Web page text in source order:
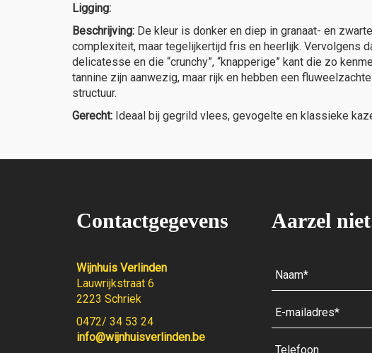
Ligging:
Beschrijving: De kleur is donker en diep in granaat- en
complexiteit, maar tegelijkertijd fris en heerlijk. Vervolgens
delicatesse en die “crunchy”, “knapperige” kant die zo
tannine zijn aanwezig, maar rijk en hebben een
structuur.
Gerecht: Ideaal bij gegrild vlees, gevogelte en klassieke
Contactgegevens
Wijnhuis Verlinden
Lauwrijkstraat 6
2223 Schriek
0472/ 34 53 24
info@wijnhuisverlinden.be
Aarzel